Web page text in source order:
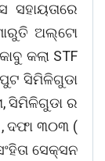
ଅଲ୍ଟୋ
କଲା STF
ସିମିଳିଗୁଡା
ସିମିଳିଗୁଡା ର
ଦଫା ୩୦୩ (
ସେକ୍ସନ